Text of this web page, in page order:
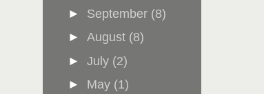
► September (8)
►August (8)
►July (2)
► May (1)